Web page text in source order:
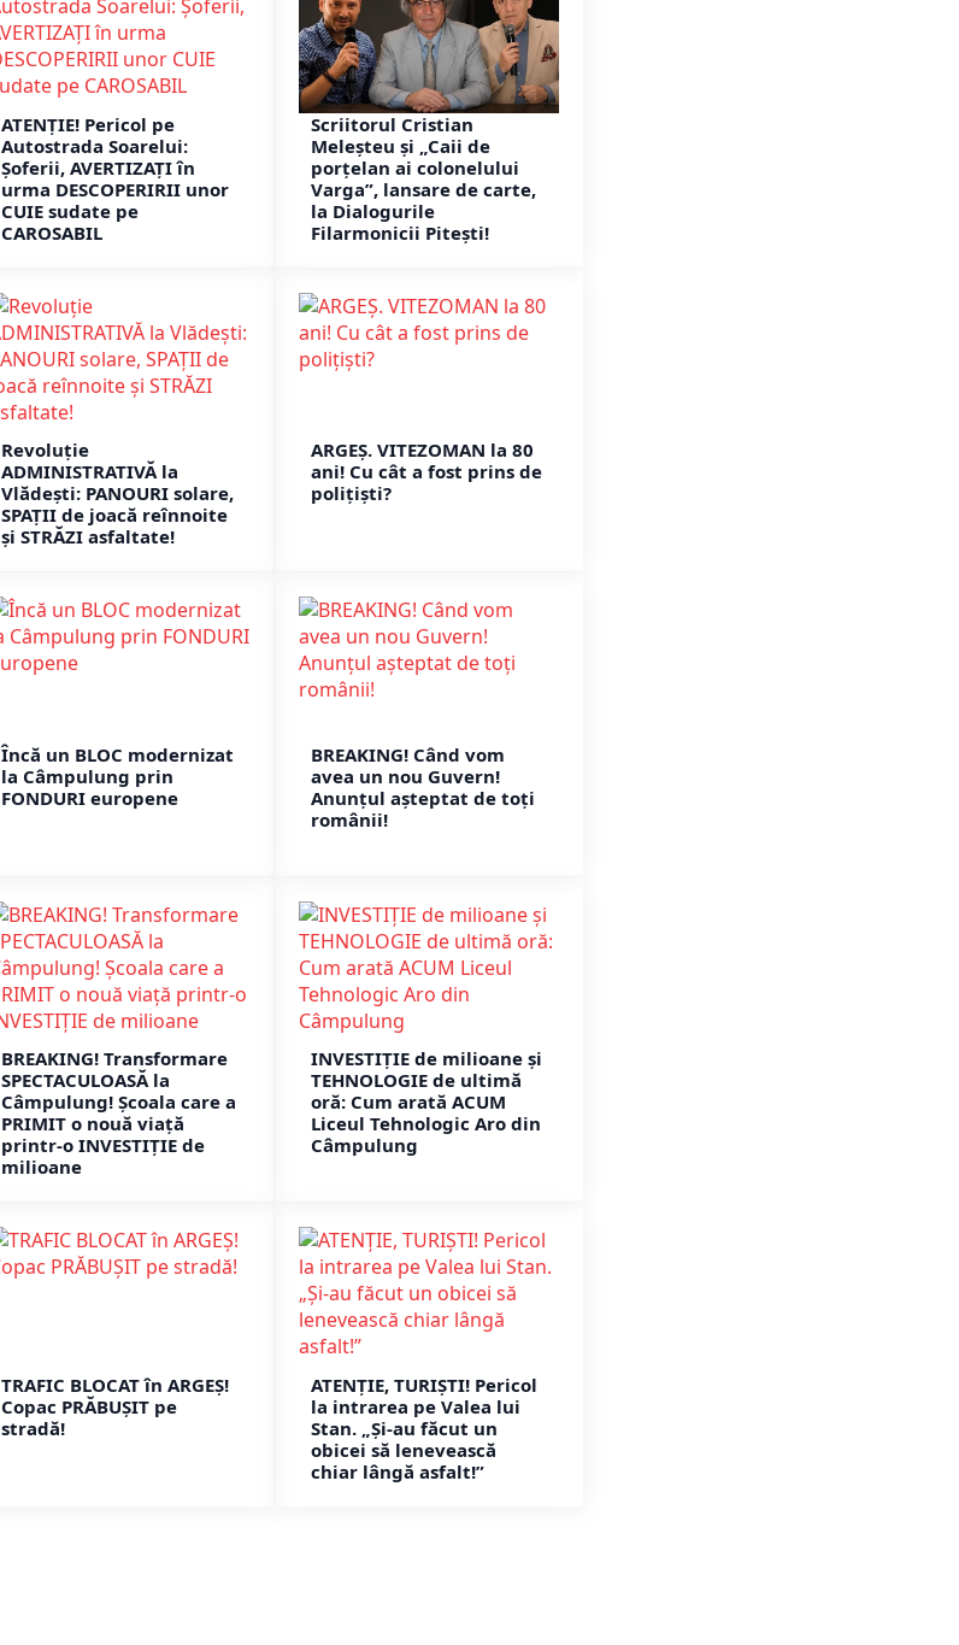
ATENȚIE! Pericol pe
Autostrada Soarelui:
Șoferii, AVERTIZAȚI în
urma DESCOPERIRII unor
CUIE sudate pe
CAROSABIL
Scriitorul Cristian
Meleșteu și „Caii de
porțelan ai colonelului
Varga”, lansare de carte,
la Dialogurile
Filarmonicii Pitești!
Revoluție
ADMINISTRATIVĂ la
Vlădești: PANOURI solare,
SPAȚII de joacă reînnoite
și STRĂZI asfaltate!
ARGEȘ. VITEZOMAN la 80
ani! Cu cât a fost prins de
polițiști?
Încă un BLOC modernizat
la Câmpulung prin
FONDURI europene
BREAKING! Când vom
avea un nou Guvern!
Anunțul așteptat de toți
românii!
BREAKING! Transformare
SPECTACULOASĂ la
Câmpulung! Școala care a
PRIMIT o nouă viață
printr-o INVESTIȚIE de
milioane
INVESTIȚIE de milioane și
TEHNOLOGIE de ultimă
oră: Cum arată ACUM
Liceul Tehnologic Aro din
Câmpulung
TRAFIC BLOCAT în ARGEȘ!
Copac PRĂBUȘIT pe
stradă!
ATENȚIE, TURIȘTI! Pericol
la intrarea pe Valea lui
Stan. „Și-au făcut un
obicei să lenevească
chiar lângă asfalt!”